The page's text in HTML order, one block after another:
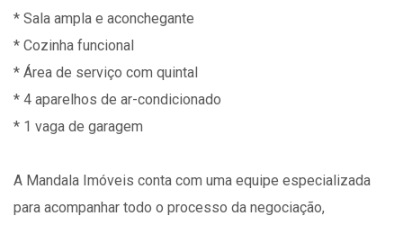
* Sala ampla e aconchegante
* Cozinha funcional
* Área de serviço com quintal
* 4 aparelhos de ar-condicionado
* 1 vaga de garagem
A Mandala Imóveis conta com uma equipe especializada
para acompanhar todo o processo da negociação,